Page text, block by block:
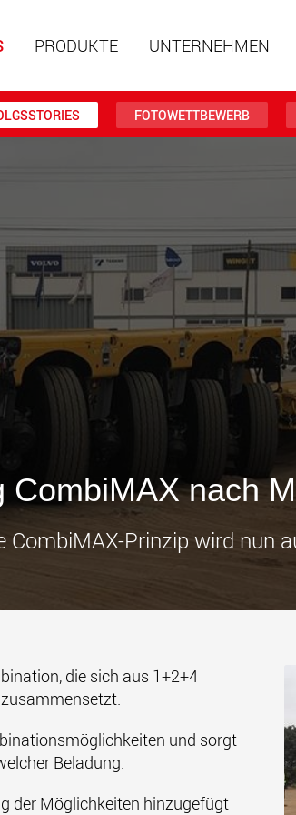
PRODUKTE UNTERNEHMEN
FOTOWETTBEWERB
CombiMAX nach
CombiMAX-Prinzip wird nun
die sich aus 1+2+4
und sorgt
Beladung.
der Möglichkeiten hinzugefügt